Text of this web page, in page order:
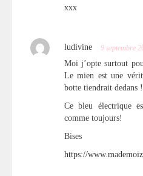
xxx
ludivine 9 septembre
Moi j’opte surtout
Le mien est une
botte tiendrait dedans !
Ce bleu électrique
comme toujours!
Bises
https://